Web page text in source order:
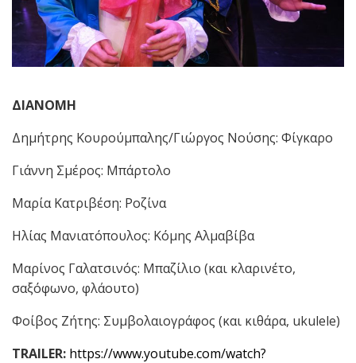
ΔΙΑΝΟΜΗ
Δημήτρης Kουρούμπαλης/Γιώργος Νούσης: Φίγκαρο
Γιάννη Σμέρος: Μπάρτολο
Μαρία Κατριβέση: Ροζίνα
Ηλίας Μανιατόπουλος: Κόμης Αλμαβίβα
Μαρίνος Γαλατσινός: Μπαζίλιο (και κλαρινέτο,
σαξόφωνο, φλάουτο)
Φοίβος Ζήτης: Συμβολαιογράφος (και κιθάρα, ukulele)
TRAILER: https://www.youtube.com/watch?